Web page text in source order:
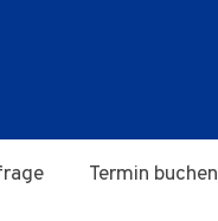
Termin buchen